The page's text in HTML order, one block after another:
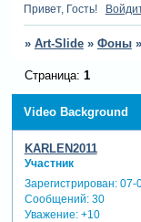
Привет, Гость!
» Art-Slide » Фоны »
Video Background
Страница: 1
KARLEN2011
Участник
Зарегистрирован: 07-
Сообщений:30
Уважение: +10